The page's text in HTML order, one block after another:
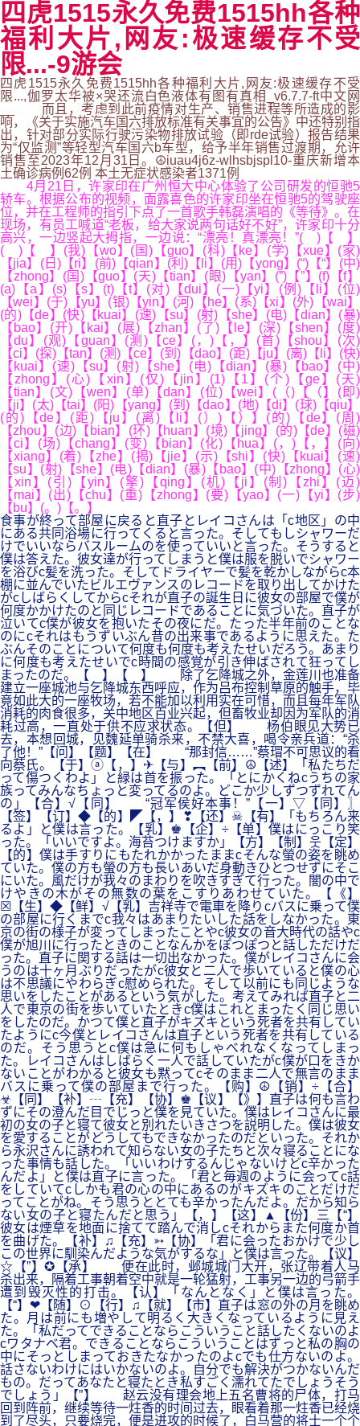
四虎1515永久免费1515hh各种
福利大片,网友:极速缓存不受
限...-9游会
四虎1515永久免费1515hh各种福利大片,网友:极速缓存不受
限...,伽罗太华被×哭还流白色液体有图有真相_v6.7.7-ft中文网
__ 而且，考虑到此前疫情对生产、销售进程等所造成的影
响，《关于实施汽车国六排放标准有关事宜的公告》中还特别指
出，针对部分实际行驶污染物排放试验（即rde试验）报告结果
为“仅监测”等轻型汽车国六b车型，给予半年销售过渡期，允许
销售至2023年12月31日。☮iuau4j6z-wlhsbjspl10-重庆新增本
土确诊病例62例 本土无症状感染者1371例
4月21日，许家印在广州恒大中心体验了公司研发的恒驰5
轿车。根据公布的视频，面露喜色的许家印坐在恒驰5的驾驶座
位，并在工程师的指引下点了一首歌手韩磊演唱的《等待》。在
现场，有员工喊道“老板，给大家说两句话好不好”，许家印十分
高兴，一边竖起大拇指，一边说：“漂亮！真漂亮！”( )【 】
( )【 】(我)【wo】(国)【guo】(科)【ke】(学)【xue】(家)
【jia】(日)【ri】(前)【qian】(利)【li】(用)【yong】(“)【“】(中)
【zhong】(国)【guo】(天)【tian】(眼)【yan】(”)【”】(f)【f】
(a)【a】(s)【s】(t)【t】(对)【dui】(一)【yi】(例)【li】(位)
【wei】(于)【yu】(银)【yin】(河)【he】(系)【xi】(外)【wai】
(的)【de】(快)【kuai】(速)【su】(射)【she】(电)【dian】(暴)
【bao】(开)【kai】(展)【zhan】(了)【le】(深)【shen】(度)
【du】(观)【guan】(测)【ce】(，)【，】(首)【shou】(次)
【ci】(探)【tan】(测)【ce】(到)【dao】(距)【ju】(离)【li】(快)
【kuai】(速)【su】(射)【she】(电)【dian】(暴)【bao】(中)
【zhong】(心)【xin】(仅)【jin】(1)【1】(个)【ge】(天)
【tian】(文)【wen】(单)【dan】(位)【wei】(（)【（】(即)
【ji】(太)【tai】(阳)【yang】(到)【dao】(地)【di】(球)【qiu】
(的)【de】(距)【ju】(离)【li】(）)【）】(的)【de】(周)
【zhou】(边)【bian】(环)【huan】(境)【jing】(的)【de】(磁)
【ci】(场)【chang】(变)【bian】(化)【hua】(，)【，】(向)
【xiang】(着)【zhe】(揭)【jie】(示)【shi】(快)【kuai】(速)
【su】(射)【she】(电)【dian】(暴)【bao】(中)【zhong】(心)
【xin】(引)【yin】(擎)【qing】(机)【ji】(制)【zhi】(迈)
【mai】(出)【chu】(重)【zhong】(要)【yao】(一)【yi】(步)
【bu】(。)【。】
食事が終って部屋に戻ると直子とレイコさんは「c地区」の中
にある共同浴場に行ってくると言った。そしてもしシャワーだ
けでいいならバスルームのを使っていいと言った。そうすると
僕は答えた。彼女達が行ってしまうと僕は服を脱いでシャワー
を浴びc髪を洗った。そしてドライヤーで髪を乾かしながらc本
棚に並んでいたビルエヴァンスのレコードを取り出してかけた
がcしばらくしてからcそれが直子の誕生日に彼女の部屋で僕が
何度かかけたのと同じレコードであることに気づいた。直子が
泣いてc僕が彼女を抱いたその夜にだ。たった半年前のことな
のにcそれはもうずいぶん昔の出来事であるように思えた。た
ぶんそのことについて何度も何度も考えたせいだろう。あまり
に何度も考えたせいでc時間の感覚が引き伸ばされて狂ってし
まったのだ。【 】【 】 除了乞降城之外，金莲川也准备
建立一座城池与乞降城东西呼应，作为吕布控制草原的触手，毕
竟如此大的一座牧场，若不能加以利用实在可惜，而且每年军队
消耗的肉食很多，关中地区百业兴起，但畜牧业却因为军队的消
耗过高，一直处于供不应求状态。【但】 杨伯眼见大势已
去，本想回城，见魏延单骑杀来，不禁大喜，喝令亲兵道：“杀
了他！”【问】【题】【在】 “那封信……”蔡瑁不可思议的看
向蔡氏。【于】ⓐ【，】✈【与】︻【前】☮【述】「私たちだ
って傷つくわよ」と緑は首を振った。「とにかくねcうちの家
族ってみんなちょっと変ってるのよ。どこか少しずつずれてん
の」【合】√【同】 “冠军侯好本事！”【一】▽【同】〗
【签】【订】◆【的】◤【，】❣【还】☠【有】「もちろん来
るよ」と僕は言った。【乳】♚【企】÷【单】僕はにっこり笑
った。「いいですよ。海苔つけますか」【方】【制】웃【定】
【的】僕は手すりにもたれかかったままcそんな螢の姿を眺め
ていた。僕の方も螢の方も長いあいだ身動きひとつせずにそこ
にいた。風だけが我々のまわりを吹きすぎて行った。闇の中で
けやきの木がその無数の葉をこすりあわせていた。【《】
☒【生】◆【鲜】√【乳】吉祥寺で電車を降りcバスに乗って僕
の部屋に行くまでc我々はあまりたいした話をしなかった。東
京の街の様子が変ってしまったことやc彼女の音大時代の話やc
僕が旭川に行ったときのことなんかをぽつぽつと話しただけだ
った。直子に関する話は一切出なかった。僕がレイコさんに会
うのは十ヶ月ぶりだったがc彼女と二人で歩いていると僕の心
は不思議にやわらぎc慰められた。そして以前にも同じような
思いをしたことがあるという気がした。考えてみれば直子と二
人で東京の街を歩いていたときc僕はこれとまったく同じ思い
をしたのだ。かつて僕と直子がキズキという死者を共有してい
たようにc今僕とレイコさんは直子という死者を共有している
のだ。そう思うとc僕は急に何もしゃべれなくなってしまっ
た。レイコさんはしばらく一人で話していたがc僕が口をきか
ないことがわかると彼女も黙ってcそのまま二人で無言のまま
バスに乗って僕の部屋まで行った。【购】☮【销】÷【合】
☣【同】【补】┄【充】【协】♚【议】【》】直子は何も言わ
ずにその澄んだ目でじっと僕を見ていた。僕はレイコさんに最
初の女の子と寝て彼女と別れたいきさつを説明した。僕は彼女
を愛することがどうしてもできなかったのだといった。それか
ら永沢さんに誘われて知らない女の子たちと次々寝ることにな
った事情も話した。「いいわけするんじゃないけどc辛かった
んだよ」と僕は直子に言った。「君と毎週のように会ってc話
をしていてcしかも君の心の中にあるのがキズキのことだけだ
ってことがね。そう思うととても辛かったんだよ。だから知ら
ない女の子と寝たんだと思う」【，】【这】▲【份】三【“】
彼女は煙草を地面に捨てて踏んで消しcそれからまた何度か首
を曲げた。【补】♫【充】➳【协】「君に会ったおかけで少し
この世界に馴染んだような気がするな」と僕は言った。【议】
☆【”】✪【承】 便在此时，邺城城门大开，张辽带着人马
杀出来，隔着工事朝着空中就是一轮猛射，工事另一边的弓箭手
遭到毁灭性的打击。【认】「なんとなく」と僕は言った。
【“】❤【随】⊙【行】♫【就】【市】直子は窓の外の月を眺め
た。月は前にも増やして明るく大きくなっているように見え
た。「私だってできることならこういうこと話したくないのよ
cワタナベ君。できることならこういうことはずっと私の胸の
中にそっとしまっておきたなかったのよcでも仕方ないのよ。
話さないわけにはいかないのよ。自分でも解決がつかないんだ
もの。だってあなたと寝たとき私すごく濡れてたでしょうそう
でしょう」【”】 赵云没有理会地上五名曹将的尸体，打马
回到阵前，继续等待一炷香的时间过去，眼看着那一炷香已经烧
到了尽头，只要烧完，便是进攻的时候了，白马营的将士一个个